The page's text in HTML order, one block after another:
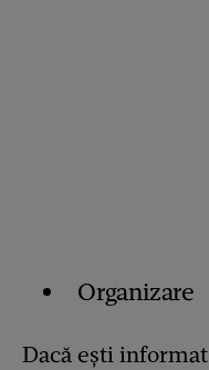
Organizare
Dacă ești